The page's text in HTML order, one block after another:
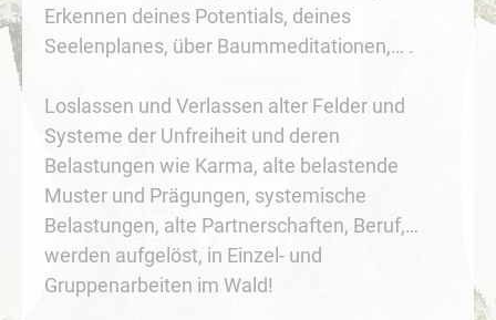
Erkennen deines Potentials, deines
Seelenplanes, über Baummeditationen,… .
Loslassen und Verlassen alter Felder und
Systeme der Unfreiheit und deren
Belastungen wie Karma, alte belastende
Muster und Prägungen, systemische
Belastungen, alte Partnerschaften, Beruf,…
werden aufgelöst, in Einzel- und
Gruppenarbeiten im Wald!